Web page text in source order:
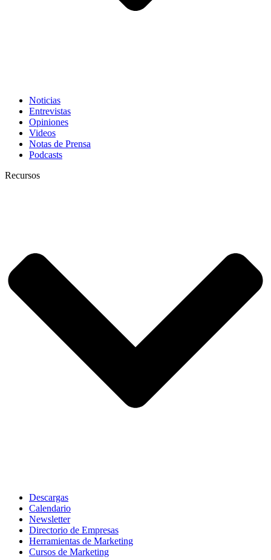
Noticias
Entrevistas
Opiniones
Videos
Notas de Prensa
Podcasts
Recursos
Descargas
Calendario
Newsletter
Directorio de Empresas
Herramientas de Marketing
Cursos de Marketing